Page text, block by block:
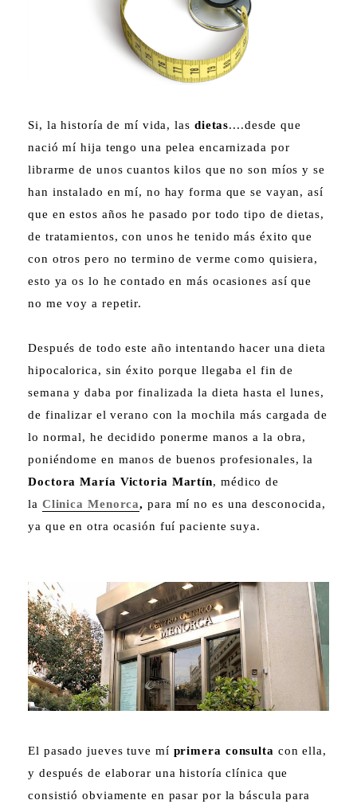
Si, la historía de mí vida, las dietas....desde que
nació mí hija tengo una pelea encarnizada por
librarme de unos cuantos kilos que no son míos y se
han instalado en mí, no hay forma que se vayan, así
que en estos años he pasado por todo tipo de dietas,
de tratamientos, con unos he tenido más éxito que
con otros pero no termino de verme como quisiera,
esto ya os lo he contado en más ocasiones así que
no me voy a repetir.
Después de todo este año intentando hacer una dieta
hipocalorica, sin éxito porque llegaba el fin de
semana y daba por finalizada la dieta hasta el lunes,
de finalizar el verano con la mochila más cargada de
lo normal, he decidido ponerme manos a la obra,
poniéndome en manos de buenos profesionales, la
Doctora María Victoria Martín, médico de
la Clinica Menorca, para mí no es una desconocida,
ya que en otra ocasión fuí paciente suya.
El pasado jueves tuve mí primera consulta con ella,
y después de elaborar una historía clínica que
consistió obviamente en pasar por la báscula para